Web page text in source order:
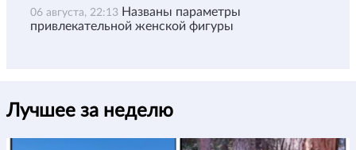
06 августа, 22:13 Названы параметры
привлекательной женской фигуры
Лучшее за неделю